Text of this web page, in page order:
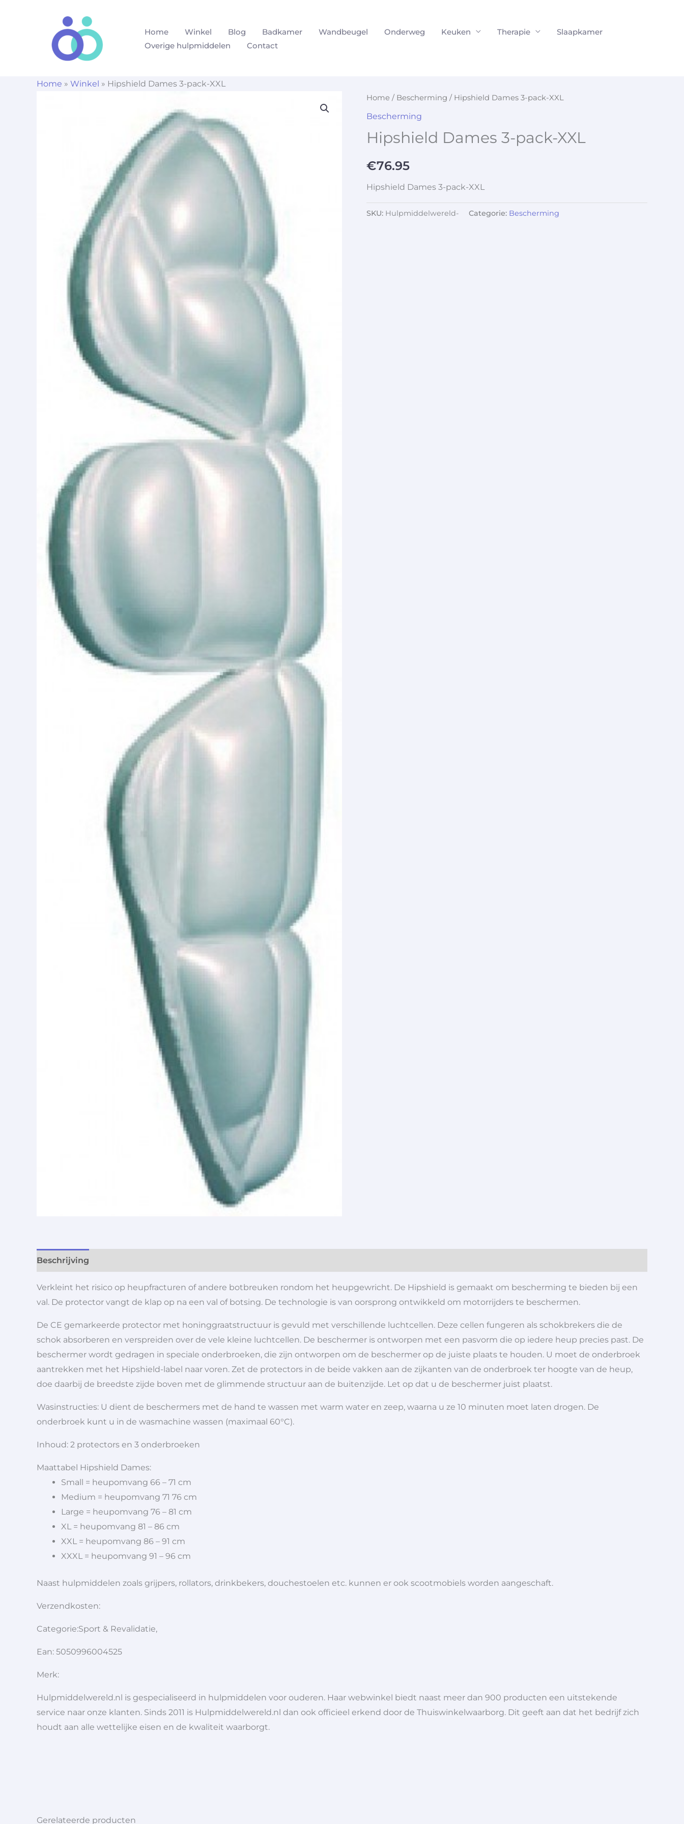
Home Winkel Blog Badkamer Wandbeugel Onderweg Keuken Therapie
Slaapkamer
Overige hulpmiddelen
Contact
Home » Winkel » Hipshield Dames 3-pack-XXL
Home / Bescherming / Hipshield Dames 3-pack-XXL
Bescherming
Hipshield Dames 3-pack-XXL
€76.95
Hipshield Dames 3-pack-XXL
SKU: Hulpmiddelwereld- Categorie: Bescherming
Beschrijving
Verkleint het risico op heupfracturen of andere botbreuken rondom het heupgewricht. De Hipshield is gemaakt om bescherming te bieden bij een
val. De protector vangt de klap op na een val of botsing. De technologie is van oorsprong ontwikkeld om motorrijders te beschermen.
De CE gemarkeerde protector met honinggraatstructuur is gevuld met verschillende luchtcellen. Deze cellen fungeren als schokbrekers die de
schok absorberen en verspreiden over de vele kleine luchtcellen. De beschermer is ontworpen met een pasvorm die op iedere heup precies past. De
beschermer wordt gedragen in speciale onderbroeken, die zijn ontworpen om de beschermer op de juiste plaats te houden. U moet de onderbroek
aantrekken met het Hipshield-label naar voren. Zet de protectors in de beide vakken aan de zijkanten van de onderbroek ter hoogte van de heup,
doe daarbij de breedste zijde boven met de glimmende structuur aan de buitenzijde. Let op dat u de beschermer juist plaatst.
Wasinstructies: U dient de beschermers met de hand te wassen met warm water en zeep, waarna u ze 10 minuten moet laten drogen. De
onderbroek kunt u in de wasmachine wassen (maximaal 60°C).
Inhoud: 2 protectors en 3 onderbroeken
Maattabel Hipshield Dames:
Small = heupomvang 66 – 71 cm
Medium = heupomvang 71 76 cm
Large = heupomvang 76 – 81 cm
XL = heupomvang 81 – 86 cm
XXL = heupomvang 86 – 91 cm
XXXL = heupomvang 91 – 96 cm
Naast hulpmiddelen zoals grijpers, rollators, drinkbekers, douchestoelen etc. kunnen er ook scootmobiels worden aangeschaft.
Verzendkosten:
Categorie:Sport & Revalidatie,
Ean: 5050996004525
Merk:
Hulpmiddelwereld.nl is gespecialiseerd in hulpmiddelen voor ouderen. Haar webwinkel biedt naast meer dan 900 producten een uitstekende
service naar onze klanten. Sinds 2011 is Hulpmiddelwereld.nl dan ook officieel erkend door de Thuiswinkelwaarborg. Dit geeft aan dat het bedrijf zich
houdt aan alle wettelijke eisen en de kwaliteit waarborgt.
Gerelateerde producten